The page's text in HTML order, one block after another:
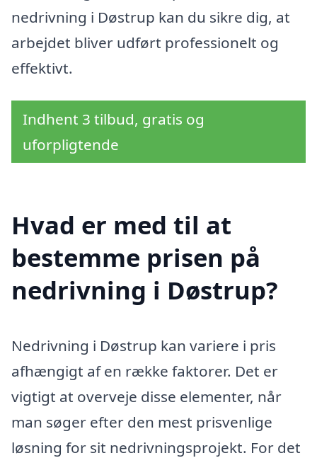
nedrivning i Døstrup kan du sikre dig, at
arbejdet bliver udført professionelt og
effektivt.
Indhent 3 tilbud, gratis og
uforpligtende
Hvad er med til at
bestemme prisen på
nedrivning i Døstrup?
Nedrivning i Døstrup kan variere i pris
afhængigt af en række faktorer. Det er
vigtigt at overveje disse elementer, når
man søger efter den mest prisvenlige
løsning for sit nedrivningsprojekt. For det